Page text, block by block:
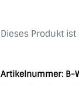
Dieses Produkt
Artikelnummer: B-